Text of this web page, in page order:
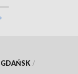
GDAŃSK /